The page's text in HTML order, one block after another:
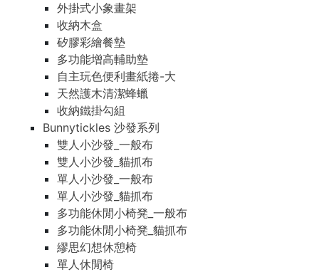
外掛式小象畫架
收納木盒
矽膠彩繪餐墊
多功能增高輔助墊
自主玩色便利畫紙捲-大
天然護木清潔蜂蠟
收納鐵掛勾組
Bunnytickles 沙發系列
雙人小沙發_一般布
雙人小沙發_貓抓布
單人小沙發_一般布
單人小沙發_貓抓布
多功能休閒小椅凳_一般布
多功能休閒小椅凳_貓抓布
繆思幻想休憩椅
單人休閒椅